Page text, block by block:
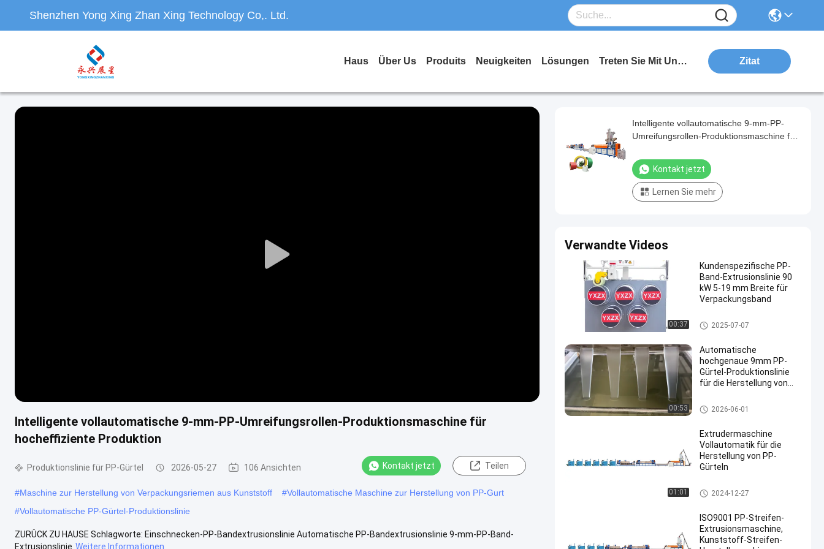
Shenzhen Yong Xing Zhan Xing Technology Co,. Ltd.
Haus Über Us Produits Neuigkeiten Lösungen Treten Sie Mit Uns In Verbindung Zitat
Play
Intelligente vollautomatische 9-mm-PP-Umreifungsrollen-Produktionsmaschine für
hocheffiziente Produktion
Produktionslinie für PP-Gürtel 2026-05-27 106 Ansichten Kontakt jetzt Teilen
#Maschine zur Herstellung von Verpackungsriemen aus Kunststoff #Vollautomatische Maschine zur Herstellung von PP-Gurt
#Vollautomatische PP-Gürtel-Produktionslinie
ZURÜCK ZU HAUSE Schlagworte: Einschnecken-PP-Bandextrusionslinie Automatische PP-Bandextrusionslinie 9-mm-PP-Band-
Extrusionslinie Weitere Informationen
Intelligente vollautomatische 9-mm-PP-
Umreifungsrollen-Produktionsmaschine für
Kontakt jetzt
Lernen Sie mehr
Verwandte Videos
00:37
Kundenspezifische PP-
Band-Extrusionslinie 90
kW 5-19 mm Breite für
Verpackungsband
PP-Strapband-Extrusionsleitun
g
2025-07-07
00:53
Automatische
hochgenaue 9mm PP-
Gürtel-Produktionslinie
für die Herstellung von
PP-Gürtelherstellung
2026-06-01
01:01
Extrudermaschine
Vollautomatik für die
Herstellung von PP-
Gürteln
Produktionslinie für PP-Gürtel
2024-12-27
ISO9001 PP-Streifen-
Extrusionsmaschine,
Kunststoff-Streifen-